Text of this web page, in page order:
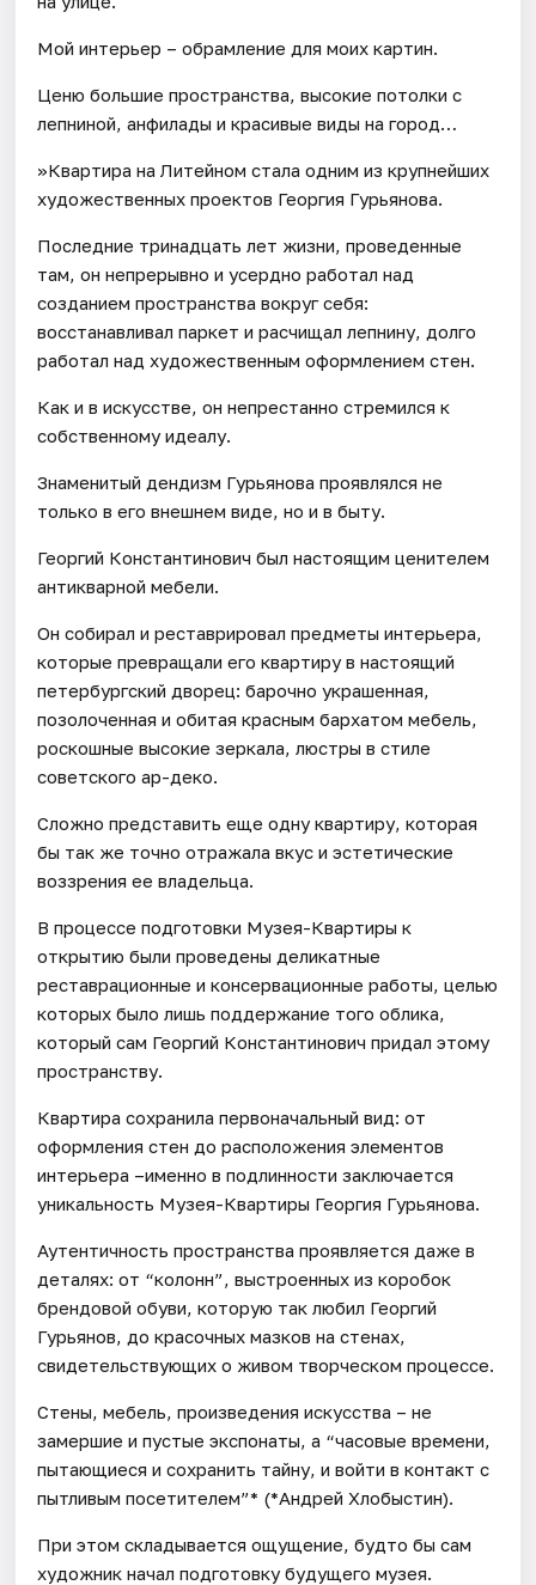
Мой интерьер – обрамление для моих картин.
Ценю большие пространства, высокие потолки с
лепниной, анфилады и красивые виды на город…
»Квартира на Литейном стала одним из крупнейших
художественных проектов Георгия Гурьянова.
Последние тринадцать лет жизни, проведенные
там, он непрерывно и усердно работал над
созданием пространства вокруг себя:
восстанавливал паркет и расчищал лепнину, долго
работал над художественным оформлением стен.
Как и в искусстве, он непрестанно стремился к
собственному идеалу.
Знаменитый дендизм Гурьянова проявлялся не
только в его внешнем виде, но и в быту.
Георгий Константинович был настоящим ценителем
антикварной мебели.
Он собирал и реставрировал предметы интерьера,
которые превращали его квартиру в настоящий
петербургский дворец: барочно украшенная,
позолоченная и обитая красным бархатом мебель,
роскошные высокие зеркала, люстры в стиле
советского ар-деко.
Сложно представить еще одну квартиру, которая
бы так же точно отражала вкус и эстетические
воззрения ее владельца.
В процессе подготовки Музея-Квартиры к
открытию были проведены деликатные
реставрационные и консервационные работы, целью
которых было лишь поддержание того облика,
который сам Георгий Константинович придал этому
пространству.
Квартира сохранила первоначальный вид: от
оформления стен до расположения элементов
интерьера –именно в подлинности заключается
уникальность Музея-Квартиры Георгия Гурьянова.
Аутентичность пространства проявляется даже в
деталях: от “колонн”, выстроенных из коробок
брендовой обуви, которую так любил Георгий
Гурьянов, до красочных мазков на стенах,
свидетельствующих о живом творческом процессе.
Стены, мебель, произведения искусства – не
замершие и пустые экспонаты, а “часовые времени,
пытающиеся и сохранить тайну, и войти в контакт с
пытливым посетителем”* (*Андрей Хлобыстин).
При этом складывается ощущение, будто бы сам
художник начал подготовку будущего музея.